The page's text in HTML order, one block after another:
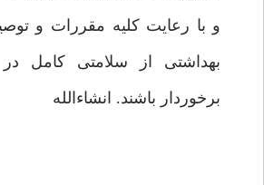
و با رعایت کلیه مقررات و
بهداشتی از سلامتی کامل
برخوردار باشند. انشاءالله